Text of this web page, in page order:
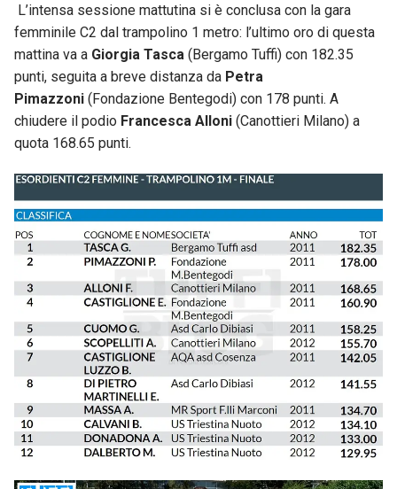
L’intensa sessione mattutina si è conclusa con la gara
femminile C2 dal trampolino 1 metro: l’ultimo oro di questa
mattina va a Giorgia Tasca (Bergamo Tuffi) con 182.35
punti, seguita a breve distanza da Petra
Pimazzoni (Fondazione Bentegodi) con 178 punti. A
chiudere il podio Francesca Alloni (Canottieri Milano) a
quota 168.65 punti.